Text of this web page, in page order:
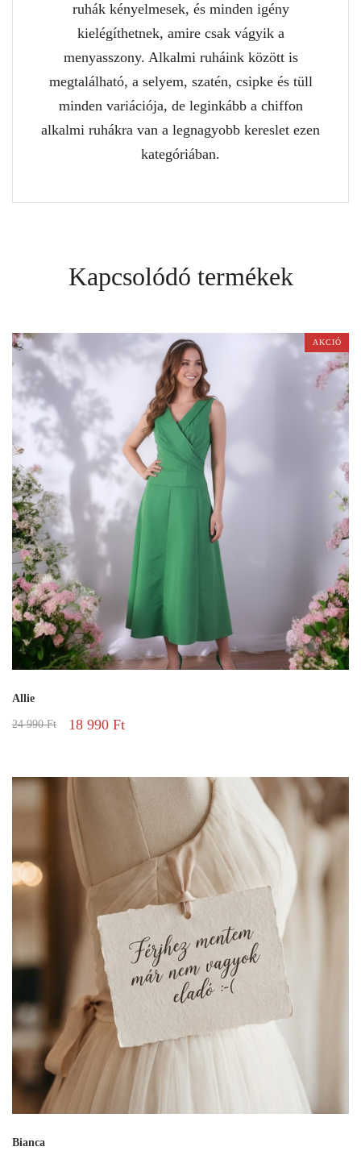
ruhák kényelmesek, és minden igény
kielégíthetnek, amire csak vágyik a
menyasszony. Alkalmi ruháink között is
megtalálható, a selyem, szatén, csipke és tüll
minden variációja, de leginkább a chiffon
alkalmi ruhákra van a legnagyobb kereslet ezen
kategóriában.
Kapcsolódó termékek
AKCIÓ
Allie
24 990Ft 18 990 Ft
Bianca